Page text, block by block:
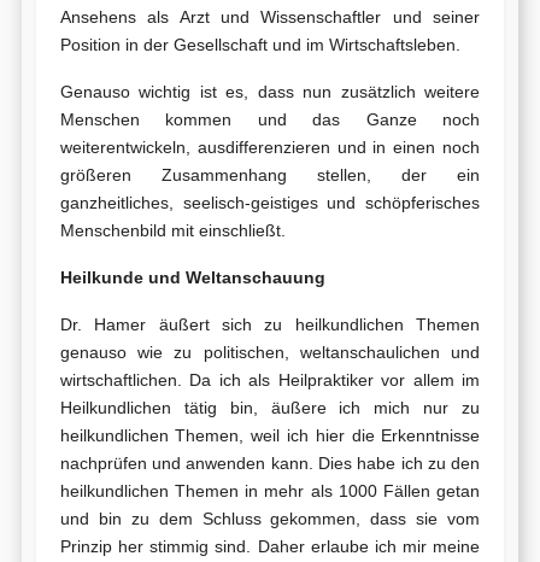
Ansehens als Arzt und Wissenschaftler und seiner
Position in der Gesellschaft und im Wirtschaftsleben.
Genauso wichtig ist es, dass nun zusätzlich weitere
Menschen kommen und das Ganze noch
weiterentwickeln, ausdifferenzieren und in einen noch
größeren Zusammenhang stellen, der ein
ganzheitliches, seelisch-geistiges und schöpferisches
Menschenbild mit einschließt.
Heilkunde und Weltanschauung
Dr. Hamer äußert sich zu heilkundlichen Themen
genauso wie zu politischen, weltanschaulichen und
wirtschaftlichen. Da ich als Heilpraktiker vor allem im
Heilkundlichen tätig bin, äußere ich mich nur zu
heilkundlichen Themen, weil ich hier die Erkenntnisse
nachprüfen und anwenden kann. Dies habe ich zu den
heilkundlichen Themen in mehr als 1000 Fällen getan
und bin zu dem Schluss gekommen, dass sie vom
Prinzip her stimmig sind. Daher erlaube ich mir meine